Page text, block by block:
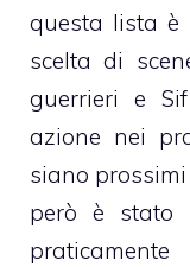
questa lista è
scelta di
guerrieri e
azione nei
siano
però è stato